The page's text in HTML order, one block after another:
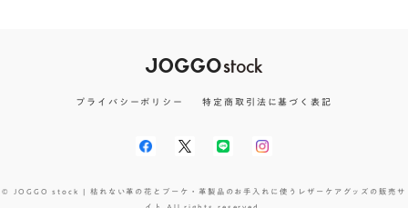
プライバシーポリシー 特定商取引法に基づく表記
© JOGGO stock | 枯れない革の花とブーケ・革製品のお手入れに使うレザーケアグッズの販売サ